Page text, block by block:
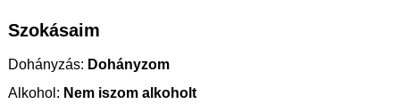
Szokásaim
Dohányzás: Dohányzom
Alkohol: Nem iszom alkoholt